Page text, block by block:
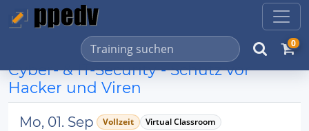
0
Cyber- & IT-Security - Schutz vor
Hacker und Viren
Mo, 01. Sep Vollzeit Virtual Classroom